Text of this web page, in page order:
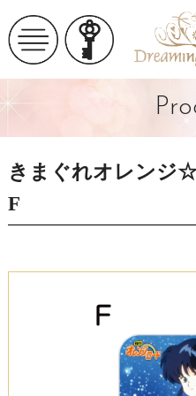
きまぐれオレン
F